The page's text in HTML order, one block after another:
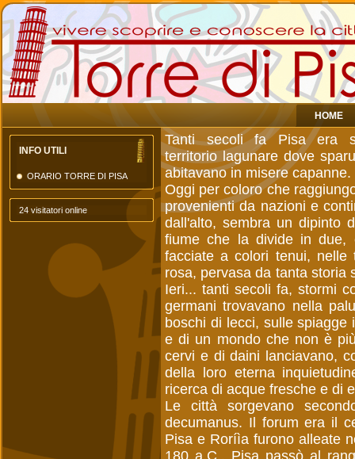
HOME
INFO UTILI
ORARIO TORRE DI PISA
24 visitatori online
Tanti secoli fa Pisa era
territorio lagunare dove
abitavano in misere capanne.
Oggi per coloro che
provenienti da nazioni e
dall'alto, sembra un dipinto
fiume che la divide in
facciate a colori tenui,
rosa, pervasa da tanta storia
Ieri... tanti secoli fa, stormi
germani trovavano nella
boschi di lecci, sulle
e di un mondo che non è
cervi e di daini lanciavano,
della loro eterna
ricerca di acque fresche e di
Le città sorgevano
decumanus. Il forum era il
Pisa e Roríìa furono alleate
180 a.C., Pisa passò al